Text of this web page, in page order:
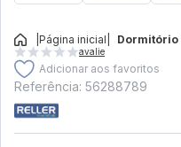
Página inicial Dormitório
avalie
Adicionar aos favoritos
Referência: 56288789